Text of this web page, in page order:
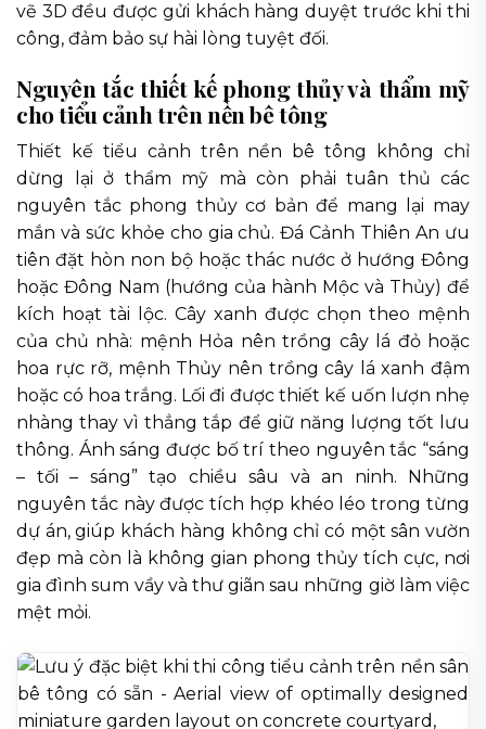
vẽ 3D đều được gửi khách hàng duyệt trước khi thi
công, đảm bảo sự hài lòng tuyệt đối.
Nguyên tắc thiết kế phong thủy và thẩm mỹ
cho tiểu cảnh trên nền bê tông
Thiết kế tiểu cảnh trên nền bê tông không chỉ
dừng lại ở thẩm mỹ mà còn phải tuân thủ các
nguyên tắc phong thủy cơ bản để mang lại may
mắn và sức khỏe cho gia chủ. Đá Cảnh Thiên An ưu
tiên đặt hòn non bộ hoặc thác nước ở hướng Đông
hoặc Đông Nam (hướng của hành Mộc và Thủy) để
kích hoạt tài lộc. Cây xanh được chọn theo mệnh
của chủ nhà: mệnh Hỏa nên trồng cây lá đỏ hoặc
hoa rực rỡ, mệnh Thủy nên trồng cây lá xanh đậm
hoặc có hoa trắng. Lối đi được thiết kế uốn lượn nhẹ
nhàng thay vì thẳng tắp để giữ năng lượng tốt lưu
thông. Ánh sáng được bố trí theo nguyên tắc “sáng
– tối – sáng” tạo chiều sâu và an ninh. Những
nguyên tắc này được tích hợp khéo léo trong từng
dự án, giúp khách hàng không chỉ có một sân vườn
đẹp mà còn là không gian phong thủy tích cực, nơi
gia đình sum vầy và thư giãn sau những giờ làm việc
mệt mỏi.